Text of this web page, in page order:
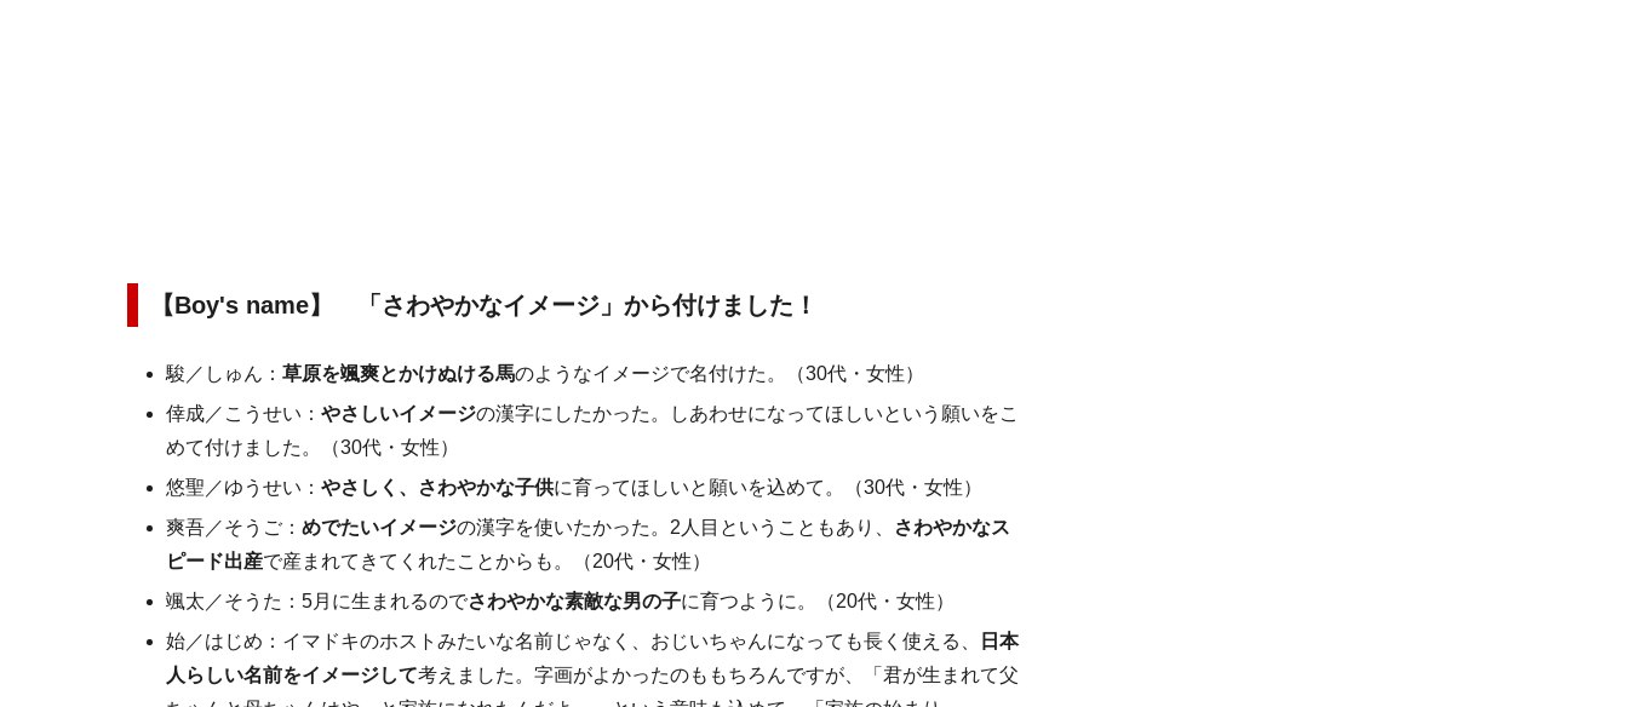
【Boy's name】 「さわやかなイメージ」から付けました！
駿／しゅん： 草原を颯爽とかけぬける馬のようなイメージで名付けた。（30代・女性）
倖成／こうせい： やさしいイメージの漢字にしたかった。しあわせになってほしいという願いをこ
めて付けました。（30代・女性）
悠聖／ゆうせい： やさしく、さわやかな子供に育ってほしいと願いを込めて。（30代・女性）
爽吾／そうご： めでたいイメージの漢字を使いたかった。2人目ということもあり、
さわやかなス
ピード出産で産まれてきてくれたことからも。（20代・女性）
颯太／そうた：5月に生まれるのでさわやかな素敵な男の子に育つように。（20代・女性）
始／はじめ：イマドキのホストみたいな名前じゃなく、おじいちゃんになっても長く使える、
日本
人らしい名前をイメージして考えました。字画がよかったのももちろんですが、「君が生まれて父